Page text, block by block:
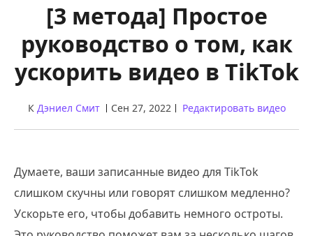
[3 метода] Простое
руководство о том, как
ускорить видео в TikTok
К Дэниел Смит Сен 27, 2022 Редактировать видео
Думаете, ваши записанные видео для TikTok
слишком скучны или говорят слишком медленно?
Ускорьте его, чтобы добавить немного остроты.